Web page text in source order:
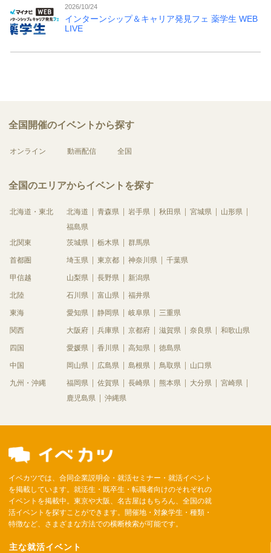
2026/10/24
インターンシップ＆キャリア発見フェ 薬学生 WEB
LIVE
全国開催のイベントから探す
オンライン 動画配信 全国
全国のエリアからイベントを探す
北海道・東北 北海道 青森県 岩手県 秋田県 宮城県
山形県
福島県
北関東
茨城県 栃木県 群馬県
首都圏 埼玉県 東京都 神奈川県 千葉県
甲信越 山梨県 長野県 新潟県
北陸 石川県 富山県 福井県
東海 愛知県 静岡県 岐阜県 三重県
関西 大阪府 兵庫県 京都府 滋賀県 奈良県 和歌山県
四国 愛媛県 香川県 高知県 徳島県
中国 岡山県 広島県 島根県 鳥取県 山口県
九州・沖縄 福岡県 佐賀県 長崎県 熊本県 大分県
宮崎県
鹿児島県
沖縄県
イベカツでは、合同企業説明会・就活セミナー・就活イベント
を掲載しています。就活生・既卒生・転職者向けのそれぞれの
イベントを掲載中。東京や大阪、名古屋はもちろん、全国の就
活イベントを探すことができます。開催地・対象学生・種類・
特徴など、さまざまな方法での横断検索が可能です。
主な就活イベント